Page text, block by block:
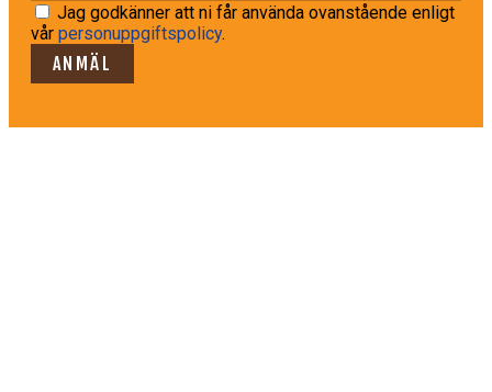
Jag godkänner att ni får använda ovanstående enligt
vår personuppgiftspolicy.
ANMÄL